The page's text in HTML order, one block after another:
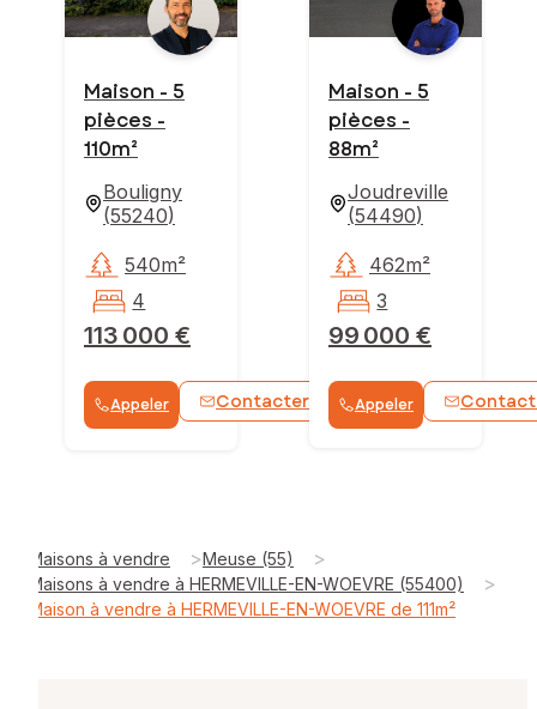
Maison - 5
pièces -
110m²
Bouligny
(55240)
113 000 €
540m²
4
Appeler Contacter WhatsApp
Maison - 5
pièces -
88m²
Joudreville
(54490)
99 000 €
462m²
3
Appeler
Maisons à vendre >Meuse (55) >
Maisons à vendre à HERMEVILLE-EN-WOEVRE (55400) >
Maison à vendre à HERMEVILLE-EN-WOEVRE de 111m²